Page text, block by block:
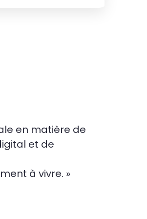
en matière de
et de
à vivre. »